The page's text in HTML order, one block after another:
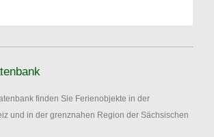
finden Sie Ferienobjekte in der
und in der grenznahen Region der Sächsischen